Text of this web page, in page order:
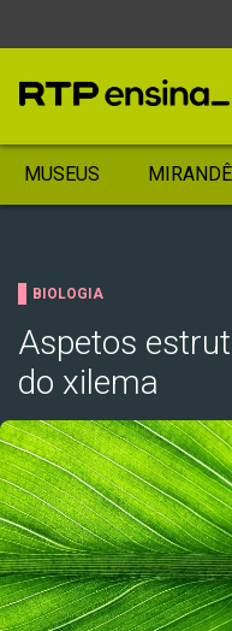
MUSEUS
BIOLOGIA
Aspetos
do xilema